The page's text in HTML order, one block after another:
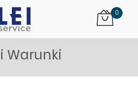
0
Warunki